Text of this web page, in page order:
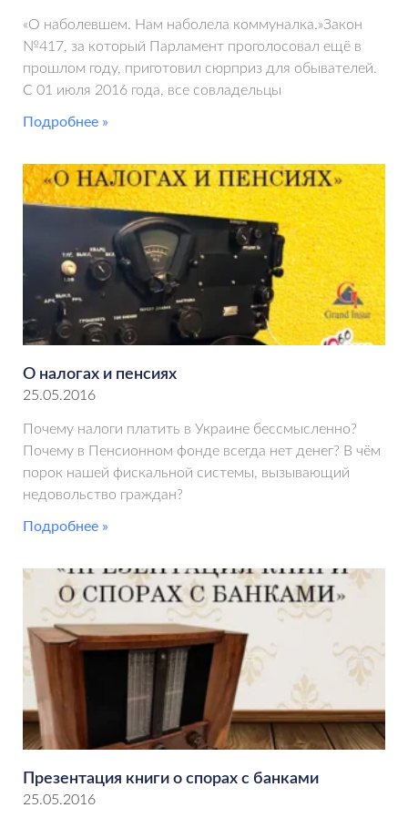
«О наболевшем. Нам наболела коммуналка.»Закон
№417, за который Парламент проголосовал ещё в
прошлом году, приготовил сюрприз для обывателей.
С 01 июля 2016 года, все совладельцы
Подробнее »
О налогах и пенсиях
25.05.2016
Почему налоги платить в Украине бессмысленно?
Почему в Пенсионном фонде всегда нет денег? В чём
порок нашей фискальной системы, вызывающий
недовольство граждан?
Подробнее »
Презентация книги о спорах с банками
25.05.2016